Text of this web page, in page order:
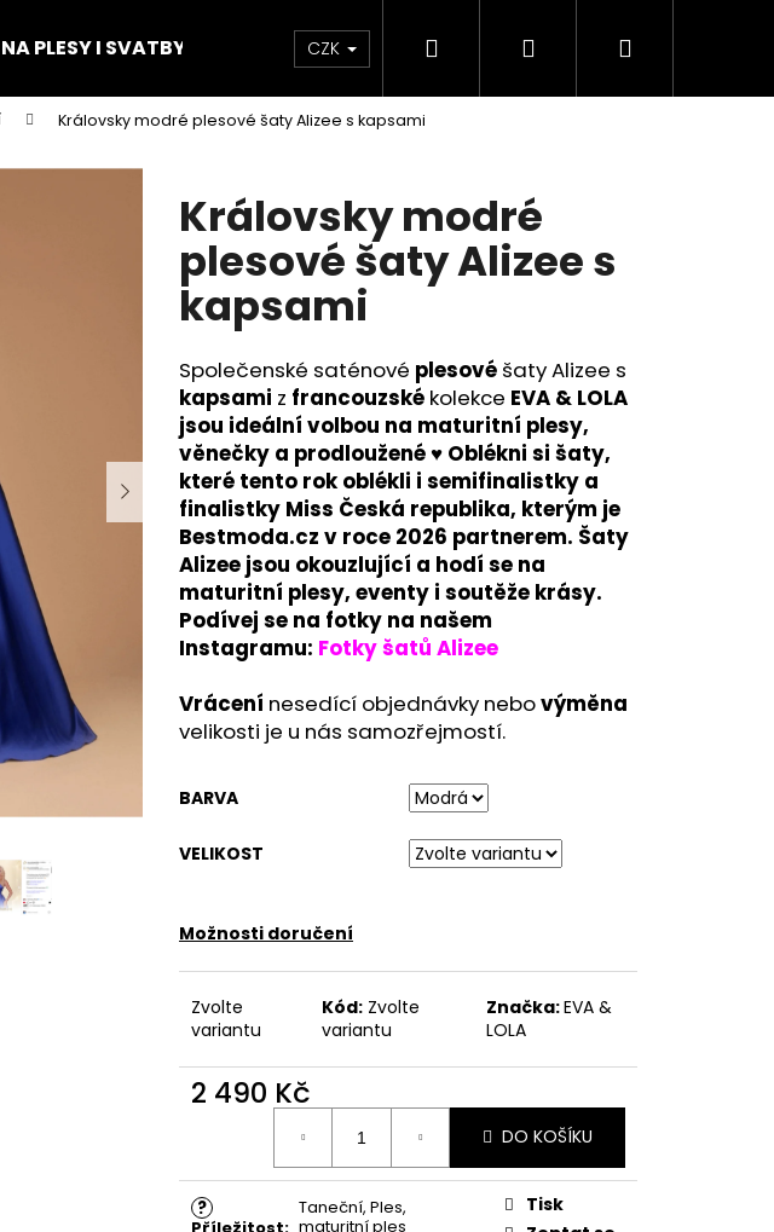
PLESY I SVATBY KOLEKCE SKLADEM - RYCHLÉ DODÁNÍ
CZK Hledat PřihlášeníNákupní
Královsky modré plesové šaty Alizee s kapsami
Královsky modré
plesové šaty Alizee s
kapsami
Společenské saténové plesové šaty Alizee s
kapsami z francouzské kolekce EVA & LOLA
jsou ideální volbou na maturitní plesy,
věnečky a prodloužené ♥ Oblékni si šaty,
které tento rok oblékli i semifinalistky a
finalistky Miss Česká republika, kterým je
Bestmoda.cz v roce 2026 partnerem. Šaty
Alizee jsou okouzlující a hodí se na
maturitní plesy, eventy i soutěže krásy.
Podívej se na fotky na našem
Instagramu: Fotky šatů Alizee
Vrácení nesedící objednávky nebovýměna
velikosti je u nás samozřejmostí.
BARVA
VELIKOST
Možnosti doručení
Zvolte
variantu
Kód: Zvolte
variantu
Značka:EVA &
LOLA
2 490 Kč
DO KOŠÍKU
?
Příležitost:
Taneční, Ples,
maturitní ples
Tisk
Následující
RŮŽOVÉ LEHKÉ LETNÍ SPOLEČENSKÉ ŠATY
LEJLA - ELEGANTNÍ ŠATY NA SVATBU